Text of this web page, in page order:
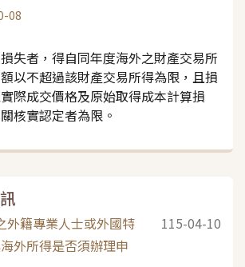
08
失者，得自同年度海外之財產交易所
以不超過該財產交易所得為限，且損
際成交價格及原始取得成本計算損
核實認定者為限。
外籍專業人士或外國特
外所得是否須辦理申
115-04-10